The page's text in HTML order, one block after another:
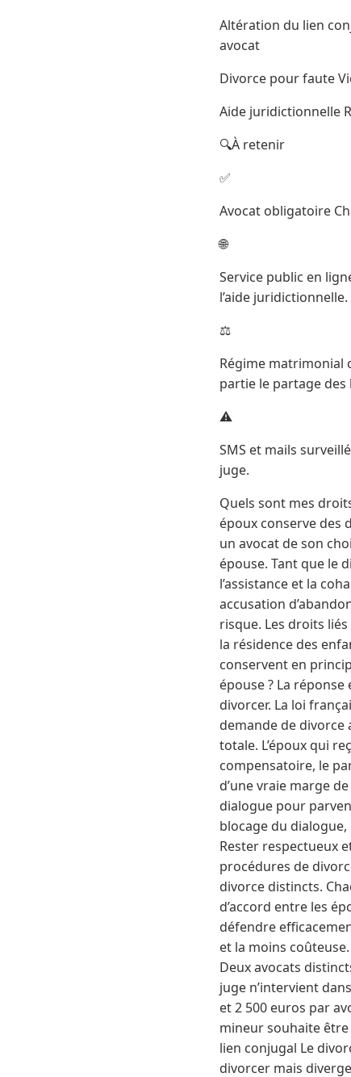
Altération du lien
avocat
Divorce pour faute
Aide juridictionnelle
🔍À retenir
✅
Avocat obligatoire
🌐
Service public en
l’aide juridictionnelle.
⚖️
Régime matrimonial
partie le partage des
⚠️
SMS et mails
juge.
Quels sont mes
époux conserve des
un avocat de son
épouse. Tant que le
l’assistance et la
accusation
risque. Les droits
la résidence des
conservent en
épouse ? La
divorcer. La loi
demande de divorce
totale. L’époux qui
compensatoire, le
d’une vraie marge
dialogue pour
blocage du
Rester respectueux
procédures de
divorce distincts.
d’accord entre les
défendre
et la moins
Deux avocats
juge n’intervient
et 2 500 euros par
mineur souhaite
lien conjugal Le
divorcer mais